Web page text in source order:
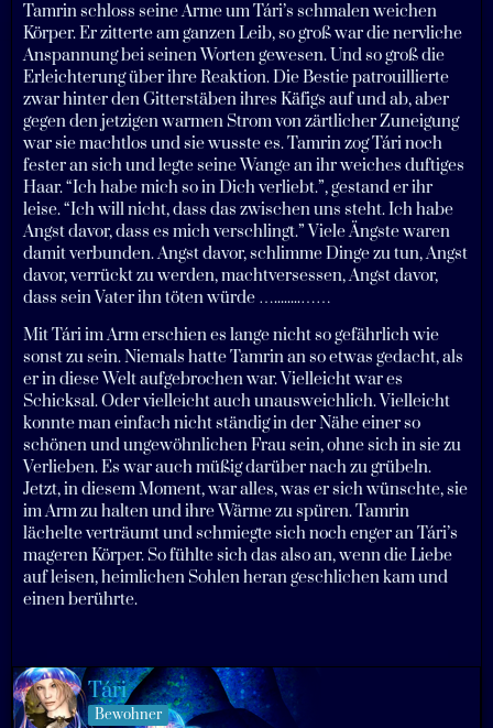
Tamrin schloss seine Arme um Tári’s schmalen weichen
Körper. Er zitterte am ganzen Leib, so groß war die nervliche
Anspannung bei seinen Worten gewesen. Und so groß die
Erleichterung über ihre Reaktion. Die Bestie patrouillierte
zwar hinter den Gitterstäben ihres Käfigs auf und ab, aber
gegen den jetzigen warmen Strom von zärtlicher Zuneigung
war sie machtlos und sie wusste es. Tamrin zog Tári noch
fester an sich und legte seine Wange an ihr weiches duftiges
Haar. “Ich habe mich so in Dich verliebt.”, gestand er ihr
leise. “Ich will nicht, dass das zwischen uns steht. Ich habe
Angst davor, dass es mich verschlingt.” Viele Ängste waren
damit verbunden. Angst davor, schlimme Dinge zu tun, Angst
davor, verrückt zu werden, machtversessen, Angst davor,
dass sein Vater ihn töten würde …........……
Mit Tári im Arm erschien es lange nicht so gefährlich wie
sonst zu sein. Niemals hatte Tamrin an so etwas gedacht, als
er in diese Welt aufgebrochen war. Vielleicht war es
Schicksal. Oder vielleicht auch unausweichlich. Vielleicht
konnte man einfach nicht ständig in der Nähe einer so
schönen und ungewöhnlichen Frau sein, ohne sich in sie zu
Verlieben. Es war auch müßig darüber nach zu grübeln.
Jetzt, in diesem Moment, war alles, was er sich wünschte, sie
im Arm zu halten und ihre Wärme zu spüren. Tamrin
lächelte verträumt und schmiegte sich noch enger an Tári’s
mageren Körper. So fühlte sich das also an, wenn die Liebe
auf leisen, heimlichen Sohlen heran geschlichen kam und
einen berührte.
Tári
Bewohner